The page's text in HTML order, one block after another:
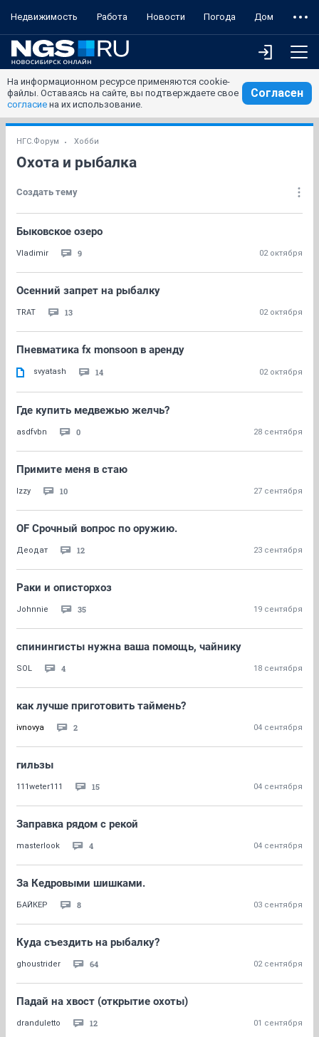
Недвижимость Работа Новости Погода Дом
На информационном ресурсе применяются cookie-
файлы. Оставаясь на сайте, вы подтверждаете свое
согласие на их использование.
Согласен
НГС.Форум Хобби
Охота и рыбалка
Создать тему
Быковское озеро
Vladimir 9 02 октября
Осенний запрет на рыбалку
TRAT 13 02 октября
Пневматика fx monsoon в аренду
svyatash 14 02 октября
Где купить медвежью желчь?
asdfvbn 0 28 сентября
Примите меня в стаю
Izzy 10 27 сентября
OF Срочный вопрос по оружию.
Деодат 12 23 сентября
Раки и описторхоз
Johnnie 35 19 сентября
спинингисты нужна ваша помощь, чайнику
SOL 4 18 сентября
как лучше приготовить таймень?
ivnovya 2 04 сентября
гильзы
111weter111 15 04 сентября
Заправка рядом с рекой
masterlook 4 04 сентября
За Кедровыми шишками.
БАЙКЕР 8 03 сентября
Куда съездить на рыбалку?
ghoustrider 64 02 сентября
Падай на хвост (открытие охоты)
dranduletto 12 01 сентября